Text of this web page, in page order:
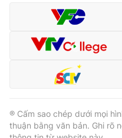
® Cấm sao chép dưới mọi
thuận bằng văn bản. Ghi rõ